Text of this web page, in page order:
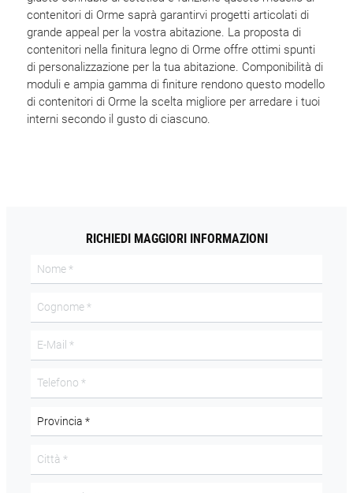
contenitori di Orme saprà garantirvi progetti articolati di
grande appeal per la vostra abitazione. La proposta di
contenitori nella finitura legno di Orme offre ottimi spunti
di personalizzazione per la tua abitazione. Componibilità di
moduli e ampia gamma di finiture rendono questo modello
di contenitori di Orme la scelta migliore per arredare i tuoi
interni secondo il gusto di ciascuno.
RICHIEDI MAGGIORI INFORMAZIONI